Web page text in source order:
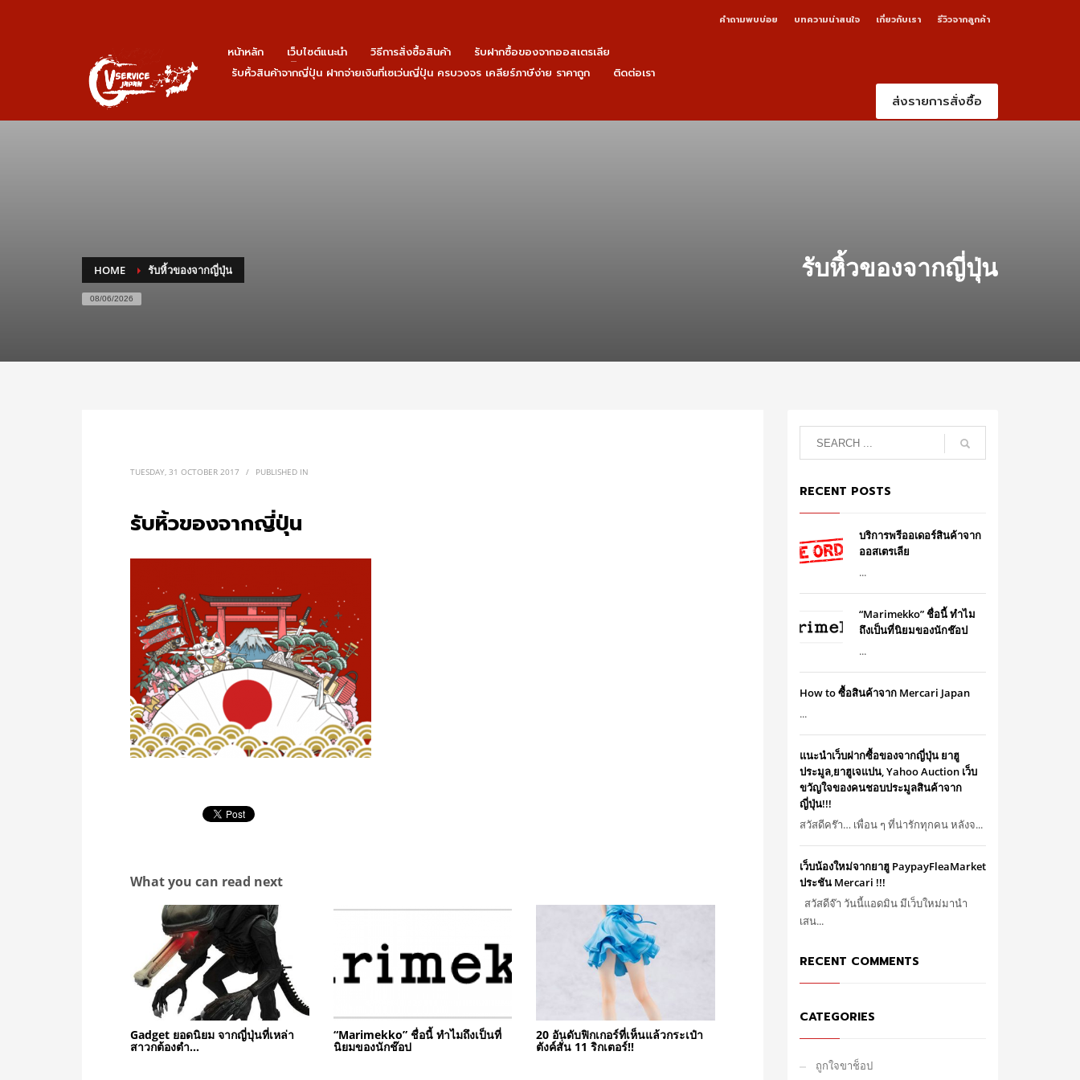
คำถามพบบ่อย บทความน่าสนใจ เกี่ยวกับเรา รีวิวจากลูกค้า
หน้าหลัก เว็บไซต์แนะนำ วิธีการสั่งซื้อสินค้า
รับฝากซื้อของจากออสเตรเลีย
รับหิ้วสินค้าจากญี่ปุ่น ฝากจ่ายเงินที่เซเว่นญี่ปุ่น ครบวงจร เคลียร์ภาษีง่าย ราคาถูก
ติดต่อเรา
ส่งรายการสั่งซื้อ
HOME รับหิ้วของจากญี่ปุ่น
08/06/2026
รับหิ้วของจากญี่ปุ่น
TUESDAY, 31 OCTOBER 2017 / PUBLISHED IN
รับหิ้วของจากญี่ปุ่น
What you can read next
Gadget ยอดนิยม จากญี่ปุ่นที่เหล่า
สาวกต้องตำ…
“Marimekko” ชื่อนี้ ทำไมถึงเป็นที่
นิยมของนักช๊อป
20 อันดับฟิกเกอร์ที่เห็นแล้วกระเป๋า
ตังค์สั่น 11 ริกเตอร์!!
RECENT POSTS
บริการพรีออเดอร์สินค้าจาก
ออสเตรเลีย
...
“Marimekko” ชื่อนี้ ทำไม
ถึงเป็นที่นิยมของนักช๊อป
...
How to ซื้อสินค้าจาก Mercari Japan
...
แนะนำเว็บฝากซื้อของจากญี่ปุ่น ยาฮู
ประมูล,ยาฮูเจแปน, Yahoo Auction เว็บ
ขวัญใจของคนชอบประมูลสินค้าจาก
ญี่ปุ่น!!!
สวัสดีคร๊า… เพื่อน ๆ ที่น่ารักทุกคน หลังจ...
เว็บน้องใหม่จากยาฮู PaypayFleaMarket
ประชัน Mercari !!!
สวัสดีจ๊า วันนี้แอดมิน มีเว็บใหม่มานำ
เสน...
RECENT COMMENTS
CATEGORIES
ถูกใจขาช็อป